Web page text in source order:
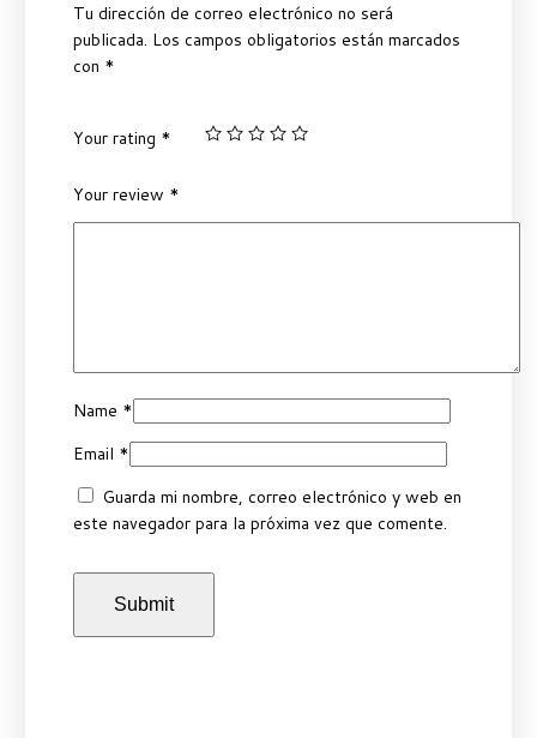
Tu dirección de correo electrónico no será
publicada. Los campos obligatorios están marcados
con *
Your rating *
Your review *
Name *
Email *
Guarda mi nombre, correo electrónico y web en
este navegador para la próxima vez que comente.